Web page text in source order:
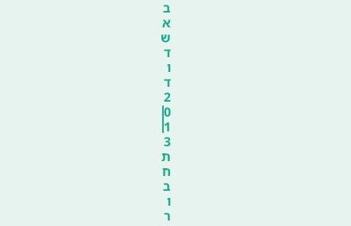
ב
א
ש
ד
ו
ד
2
0
1
3
ת
ח
ב
ו
ר